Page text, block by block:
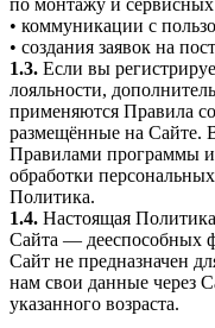
• коммуникации с
• создания заявок на
1.3. Если вы
лояльности,
применяются Правила
размещённые на Сайте.
Правилами программы
обработки
Политика.
1.4. Настоящая Политика
Сайта — дееспособных
Сайт не предназначен
нам свои данные через
указанного возраста.